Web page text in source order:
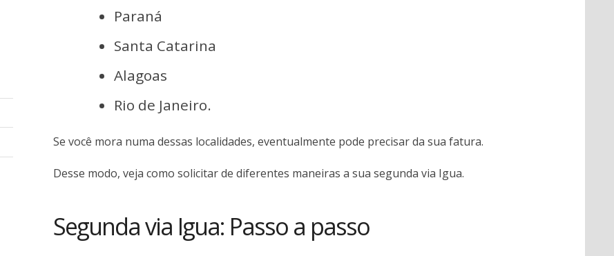
Paraná
Santa Catarina
Alagoas
Rio de Janeiro.
Se você mora numa dessas localidades, eventualmente pode precisar da sua fatura.
Desse modo, veja como solicitar de diferentes maneiras a sua segunda via Igua.
Segunda via Igua: Passo a passo